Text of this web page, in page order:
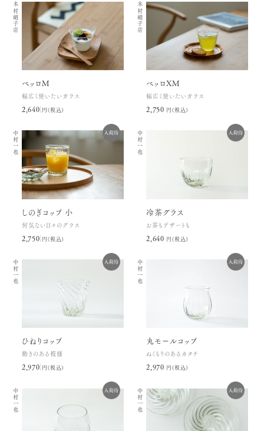
木村硝子店
ベッロM
幅広く使いたいガラス
2,640円(税込)
木村硝子店
ベッロXM
幅広く使いたいガラス
2,750円(税込)
中村一也
しのぎコップ 小
何気ない日々のグラス
2,750円(税込)
中村一也
冷茶グラス
お茶もデザートも
2,640円(税込)
中村一也
ひねりコップ
動きのある模様
2,970円(税込)
中村一也
丸モールコップ
ぬくもりのあるカタチ
2,970円(税込)
中村一也 中村一也